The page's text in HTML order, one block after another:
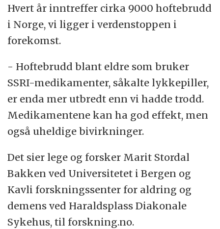
SSRI-enes virkemåte forklares med at når
mer serotonin blir tilgjengelig i synapsene,
letner depresjonen.
Kilde:Folkehelseinstituttet
Hvert år inntreffer cirka 9000 hoftebrudd
i Norge, vi ligger i verdenstoppen i
forekomst.
- Hoftebrudd blant eldre som bruker
SSRI-medikamenter, såkalte lykkepiller,
er enda mer utbredt enn vi hadde trodd.
Medikamentene kan ha god effekt, men
også uheldige bivirkninger.
Det sier lege og forsker Marit Stordal
Bakken ved Universitetet i Bergen og
Kavli forskningssenter for aldring og
demens ved Haraldsplass Diakonale
Sykehus, til forskning.no.